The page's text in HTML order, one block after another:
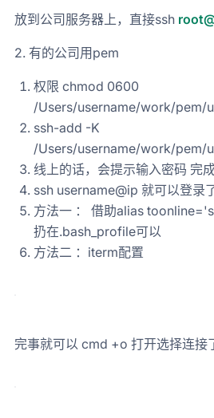
放到公司服务器上，直接ssh
2. 有的公司用pem
权限 chmod 0600
/Users/username/work/pem/
ssh-add -K
/Users/username/work/pem/
线上的话，会提示输入密码 完
ssh username@ip 就可以登录
方法一 ： 借助alias
扔在.bash_profile可以
方法二 ：iterm配置
完事就可以 cmd +o 打开选择连接